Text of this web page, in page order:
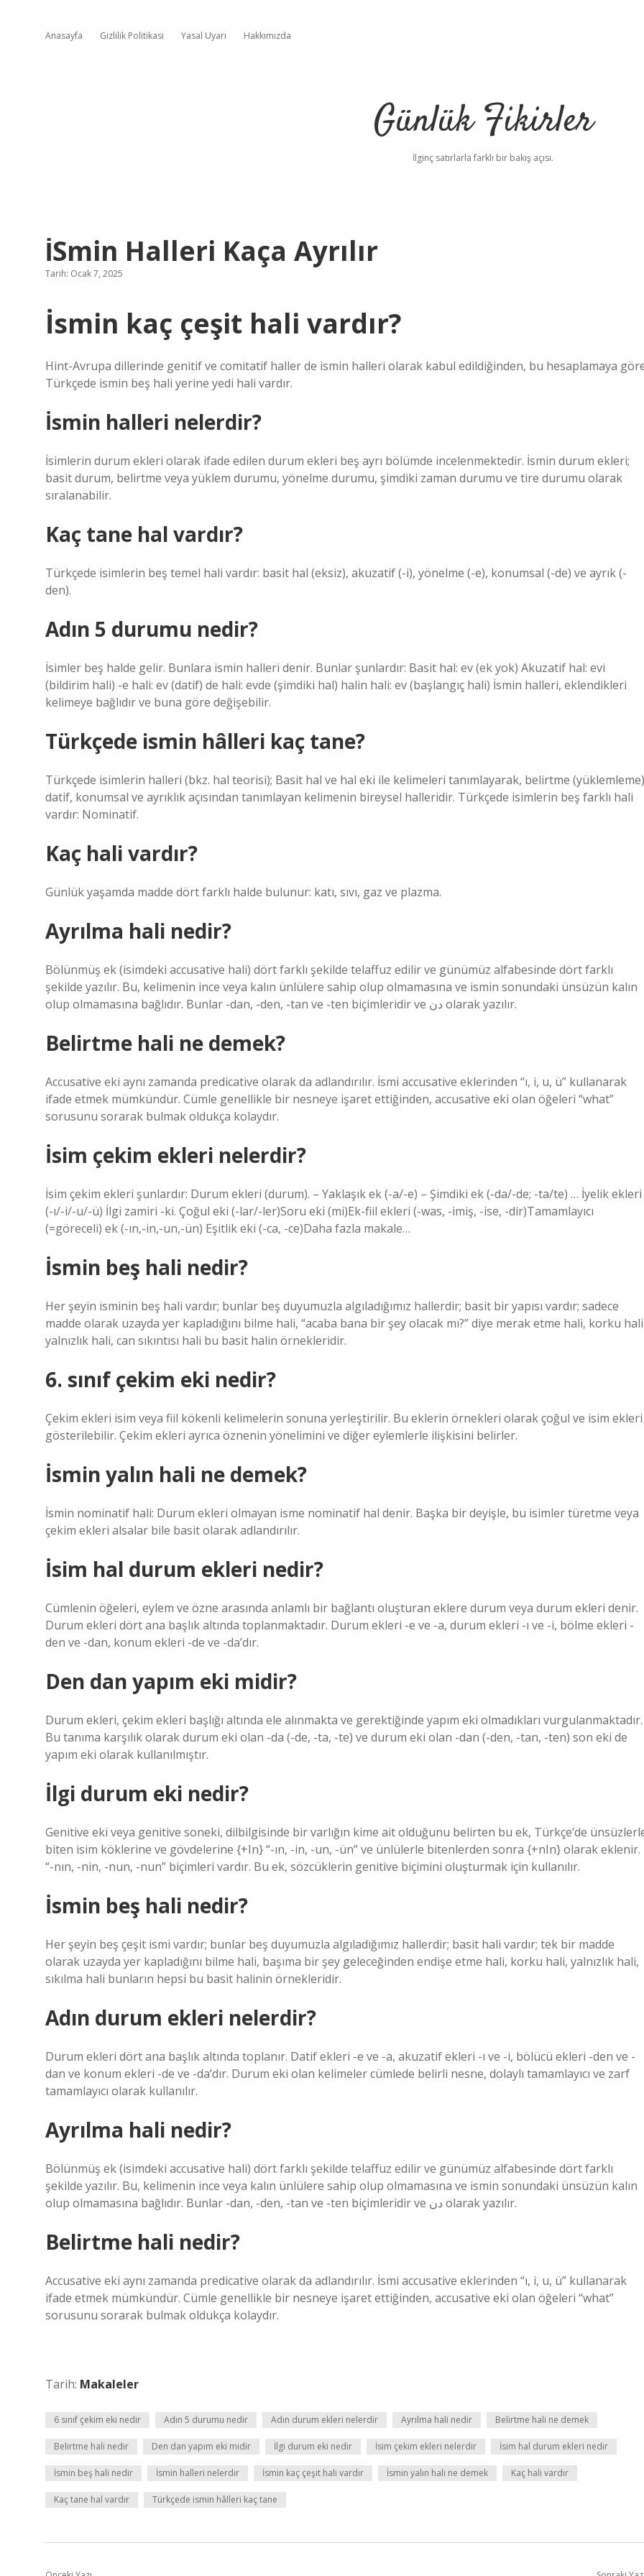
Anasayfa Gizlilik Politikası Yasal Uyarı Hakkımızda
Günlük Fikirler
İlginç satırlarla farklı bir bakış açısı.
İSmin Halleri Kaça Ayrılır
Tarih: Ocak 7, 2025
İsmin kaç çeşit hali vardır?
Hint-Avrupa dillerinde genitif ve comitatif haller de ismin halleri olarak kabul edildiğinden, bu hesaplamaya
Türkçede ismin beş hali yerine yedi hali vardır.
İsmin halleri nelerdir?
İsimlerin durum ekleri olarak ifade edilen durum ekleri beş ayrı bölümde incelenmektedir. İsmin durum ekleri;
basit durum, belirtme veya yüklem durumu, yönelme durumu, şimdiki zaman durumu ve tire durumu olarak
sıralanabilir.
Kaç tane hal vardır?
Türkçede isimlerin beş temel hali vardır: basit hal (eksiz), akuzatif (-i), yönelme (-e), konumsal (-de) ve ayrık (-
den).
Adın 5 durumu nedir?
İsimler beş halde gelir. Bunlara ismin halleri denir. Bunlar şunlardır: Basit hal: ev (ek yok) Akuzatif hal: evi
(bildirim hali) -e hali: ev (datif) de hali: evde (şimdiki hal) halin hali: ev (başlangıç ​​hali) İsmin halleri, eklendikleri
kelimeye bağlıdır ve buna göre değişebilir.
Türkçede ismin hâlleri kaç tane?
Türkçede isimlerin halleri (bkz. hal teorisi); Basit hal ve hal eki ile kelimeleri tanımlayarak, belirtme
datif, konumsal ve ayrıklık açısından tanımlayan kelimenin bireysel halleridir. Türkçede isimlerin beş farklı hali
vardır: Nominatif.
Kaç hali vardır?
Günlük yaşamda madde dört farklı halde bulunur: katı, sıvı, gaz ve plazma.
Ayrılma hali nedir?
Bölünmüş ek (isimdeki accusative hali) dört farklı şekilde telaffuz edilir ve günümüz alfabesinde dört farklı
şekilde yazılır. Bu, kelimenin ince veya kalın ünlülere sahip olup olmamasına ve ismin sonundaki ünsüzün kalın
olup olmamasına bağlıdır. Bunlar -dan, -den, -tan ve -ten biçimleridir ve دن olarak yazılır.
Belirtme hali ne demek?
Accusative eki aynı zamanda predicative olarak da adlandırılır. İsmi accusative eklerinden “ı, i, u, ü” kullanarak
ifade etmek mümkündür. Cümle genellikle bir nesneye işaret ettiğinden, accusative eki olan öğeleri “what”
sorusunu sorarak bulmak oldukça kolaydır.
İsim çekim ekleri nelerdir?
İsim çekim ekleri şunlardır: Durum ekleri (durum). – Yaklaşık ek (-a/-e) – Şimdiki ek (-da/-de; -ta/te) … İyelik ekleri
(-ı/-i/-u/-ü) İlgi zamiri -ki. Çoğul eki (-lar/-ler)Soru eki (mi)Ek-fiil ekleri (-was, -imiş, -ise, -dir)Tamamlayıcı
(=göreceli) ek (-ın,-in,-un,-ün) Eşitlik eki (-ca, -ce)Daha fazla makale…
İsmin beş hali nedir?
Her şeyin isminin beş hali vardır; bunlar beş duyumuzla algıladığımız hallerdir; basit bir yapısı vardır; sadece
madde olarak uzayda yer kapladığını bilme hali, “acaba bana bir şey olacak mı?” diye merak etme hali, korku
yalnızlık hali, can sıkıntısı hali bu basit halin örnekleridir.
6. sınıf çekim eki nedir?
Çekim ekleri isim veya fiil kökenli kelimelerin sonuna yerleştirilir. Bu eklerin örnekleri olarak çoğul ve isim ekleri
gösterilebilir. Çekim ekleri ayrıca öznenin yönelimini ve diğer eylemlerle ilişkisini belirler.
İsmin yalın hali ne demek?
İsmin nominatif hali: Durum ekleri olmayan isme nominatif hal denir. Başka bir deyişle, bu isimler türetme veya
çekim ekleri alsalar bile basit olarak adlandırılır.
İsim hal durum ekleri nedir?
Cümlenin öğeleri, eylem ve özne arasında anlamlı bir bağlantı oluşturan eklere durum veya durum ekleri denir.
Durum ekleri dört ana başlık altında toplanmaktadır. Durum ekleri -e ve -a, durum ekleri -ı ve -i, bölme ekleri -
den ve -dan, konum ekleri -de ve -da’dır.
Den dan yapım eki midir?
Durum ekleri, çekim ekleri başlığı altında ele alınmakta ve gerektiğinde yapım eki olmadıkları vurgulanmaktadır.
Bu tanıma karşılık olarak durum eki olan -da (-de, -ta, -te) ve durum eki olan -dan (-den, -tan, -ten) son eki de
yapım eki olarak kullanılmıştır.
İlgi durum eki nedir?
Genitive eki veya genitive soneki, dilbilgisinde bir varlığın kime ait olduğunu belirten bu ek, Türkçe’de
biten isim köklerine ve gövdelerine {+In} “-ın, -in, -un, -ün” ve ünlülerle bitenlerden sonra {+nIn} olarak eklenir.
“-nın, -nin, -nun, -nun” biçimleri vardır. Bu ek, sözcüklerin genitive biçimini oluşturmak için kullanılır.
İsmin beş hali nedir?
Her şeyin beş çeşit ismi vardır; bunlar beş duyumuzla algıladığımız hallerdir; basit hali vardır; tek bir madde
olarak uzayda yer kapladığını bilme hali, başıma bir şey geleceğinden endişe etme hali, korku hali, yalnızlık hali,
sıkılma hali bunların hepsi bu basit halinin örnekleridir.
Adın durum ekleri nelerdir?
Durum ekleri dört ana başlık altında toplanır. Datif ekleri -e ve -a, akuzatif ekleri -ı ve -i, bölücü ekleri -den ve -
dan ve konum ekleri -de ve -da’dır. Durum eki olan kelimeler cümlede belirli nesne, dolaylı tamamlayıcı ve zarf
tamamlayıcı olarak kullanılır.
Ayrılma hali nedir?
Bölünmüş ek (isimdeki accusative hali) dört farklı şekilde telaffuz edilir ve günümüz alfabesinde dört farklı
şekilde yazılır. Bu, kelimenin ince veya kalın ünlülere sahip olup olmamasına ve ismin sonundaki ünsüzün kalın
olup olmamasına bağlıdır. Bunlar -dan, -den, -tan ve -ten biçimleridir ve دن olarak yazılır.
Belirtme hali nedir?
Accusative eki aynı zamanda predicative olarak da adlandırılır. İsmi accusative eklerinden “ı, i, u, ü” kullanarak
ifade etmek mümkündür. Cümle genellikle bir nesneye işaret ettiğinden, accusative eki olan öğeleri “what”
sorusunu sorarak bulmak oldukça kolaydır.
Tarih: Makaleler
6 sınıf çekim eki nedir Adın 5 durumu nedir Adın durum ekleri nelerdir Ayrılma hali nedir Belirtme hali ne demek
Belirtme hali nedir Den dan yapım eki midir İlgi durum eki nedir İsim çekim ekleri nelerdir İsim hal durum ekleri nedir
İsmin beş hali nedir İsmin halleri nelerdir İsmin kaç çeşit hali vardır İsmin yalın hali ne demek Kaç hali vardır
Kaç tane hal vardır Türkçede ismin hâlleri kaç tane